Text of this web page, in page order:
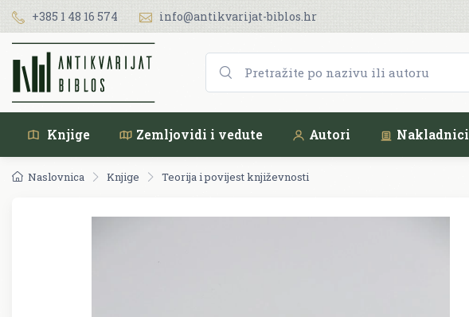
+385 1 48 16 574 info@antikvarijat-biblos.hr
Knjige Zemljovidi i vedute Autori Nakladnici
Naslovnica Knjige Teorija i povijest književnosti